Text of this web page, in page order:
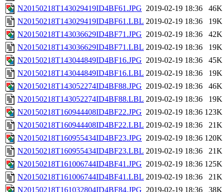
N20150218T143029419ID4BF61.JPG 2019-02-19 18:36
46K
N20150218T143029419ID4BF61.LBL 2019-02-19 18:36
19K
N20150218T143036629ID4BF71.JPG 2019-02-19 18:36
42K
N20150218T143036629ID4BF71.LBL 2019-02-19 18:36
19K
N20150218T143044849ID4BF16.JPG 2019-02-19 18:36
45K
N20150218T143044849ID4BF16.LBL 2019-02-19 18:36
19K
N20150218T143052274ID4BF88.JPG 2019-02-19 18:36
46K
N20150218T143052274ID4BF88.LBL 2019-02-19 18:36
19K
N20150218T160944408ID4BF22.JPG 2019-02-19 18:36 123K
N20150218T160944408ID4BF22.LBL 2019-02-19 18:36
21K
N20150218T160955434ID4BF23.JPG 2019-02-19 18:36 120K
N20150218T160955434ID4BF23.LBL 2019-02-19 18:36
21K
N20150218T161006744ID4BF41.JPG 2019-02-19 18:36 125K
N20150218T161006744ID4BF41.LBL 2019-02-19 18:36
21K
N20150218T161032804ID4BF84.JPG 2019-02-19 18:36
38K